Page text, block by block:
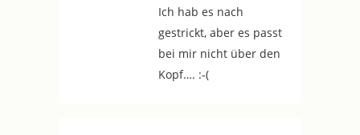
Ich hab es nach
gestrickt, aber es passt
bei mir nicht über den
Kopf…. :-(